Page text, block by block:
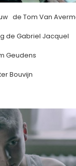
de Tom Van
de Gabriel Jacquel
Geudens
Bouvijn